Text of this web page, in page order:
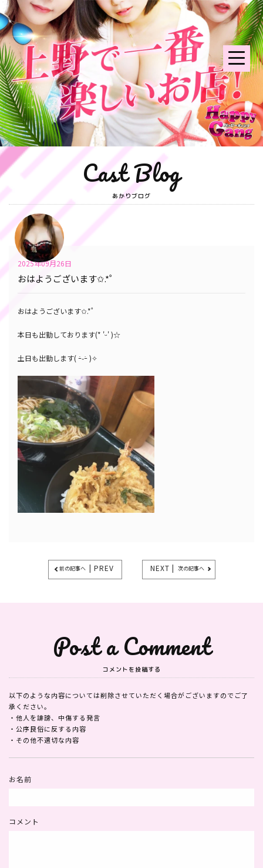
Cast Blog
あかりブログ
おはようございます✩.*˚
2025年09月26日
おはようございます✩.*˚
本日も出勤しております(* 'ᵕ' )☆
土日も出勤します‎( ｰ̀֊ｰ́ )✧︎ ‎
前の記事へ | PREV NEXT | 次の記事へ
Post a Comment
コメントを投稿する
以下のような内容については削除させていただく場合がございますのでご了
承ください。
・他人を誹謗、中傷する発言
・公序良俗に反する内容
・その他不適切な内容
お名前
コメント